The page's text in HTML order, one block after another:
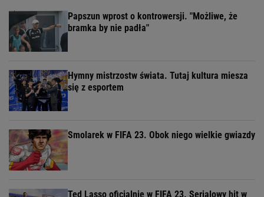
Papszun wprost o kontrowersji. "Możliwe, że
bramka by nie padła"
Hymny mistrzostw świata. Tutaj kultura miesza
się z esportem
Smolarek w FIFA 23. Obok niego wielkie gwiazdy
Ted Lasso oficjalnie w FIFA 23. Serialowy hit w